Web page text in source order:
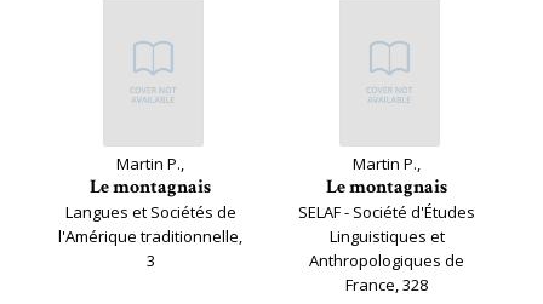
Martin P.,
Le montagnais
Langues et Sociétés de
l'Amérique traditionnelle,
3
Martin P.,
Le montagnais
SELAF - Société d'Études
Linguistiques et
Anthropologiques de
France, 328